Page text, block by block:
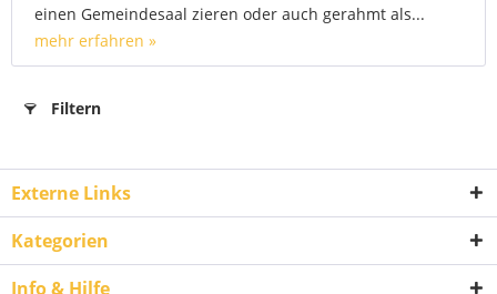
einen Gemeindesaal zieren oder auch gerahmt als...
mehr erfahren »
Filtern
Externe Links
Kategorien
Info & Hilfe